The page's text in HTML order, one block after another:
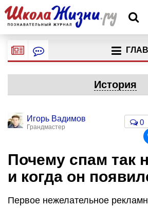
История
Игорь Вадимов
Грандмастер
0
Почему спам так
и когда он
Первое нежелательное